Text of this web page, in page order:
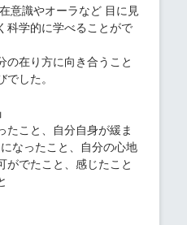
意識やオーラなど 目に見
科学的に学べることがで
の在り方に向き合うこと
した。
たこと、自分自身が緩ま
なったこと、自分の心地
がでたこと、感じたこと